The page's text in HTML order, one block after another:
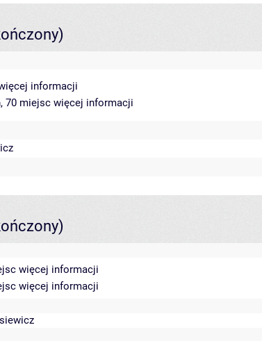
informacji
70 miejsc więcej informacji
więcej informacji
więcej informacji